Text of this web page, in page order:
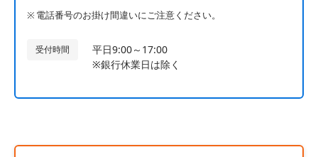
電話番号のお掛け間違いにご注意ください。
受付時間
平日9:00～17:00
※銀行休業日は除く